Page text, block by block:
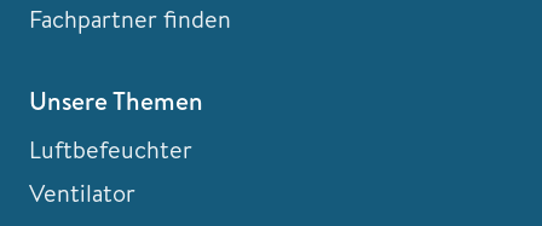
Fachpartner finden
Unsere Themen
Luftbefeuchter
Ventilator